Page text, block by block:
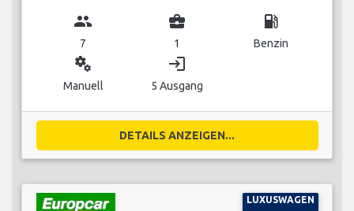
group
7
business_center
1
local_gas_station
Benzin
miscellaneous_services
Manuell
login
5 Ausgang
DETAILS ANZEIGEN...
LUXUSWAGEN